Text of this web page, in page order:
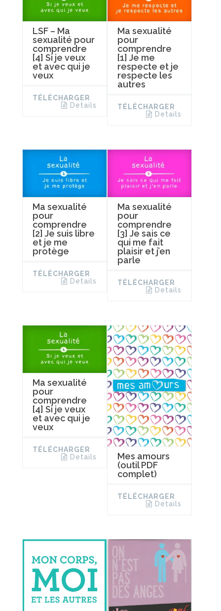
LSF – Ma
sexualité pour
comprendre
[4] Si je veux
et avec qui je
veux
TÉLÉCHARGER
Details
Ma sexualité
pour
comprendre
[1] Je me
respecte et je
respecte les
autres
TÉLÉCHARGER
Details
Ma sexualité
pour
comprendre
[2] Je suis libre
et je me
protège
TÉLÉCHARGER
Details
Ma sexualité
pour
comprendre
[3] Je sais ce
qui me fait
plaisir et j’en
parle
TÉLÉCHARGER
Details
Ma sexualité
pour
comprendre
[4] Si je veux
et avec qui je
veux
TÉLÉCHARGER
Details
Mes amours
(outil PDF
complet)
TÉLÉCHARGER
Details